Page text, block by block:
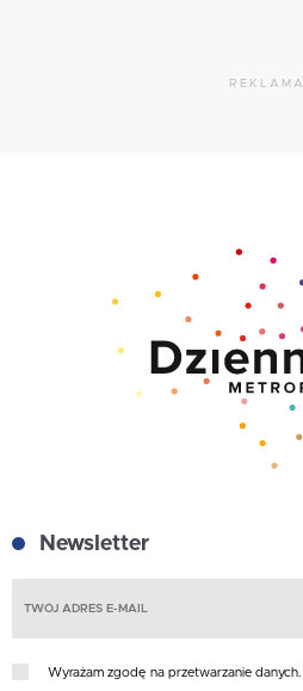
REKLAMA
Newsletter
Wyrażam zgodę na przetwarzanie danych.